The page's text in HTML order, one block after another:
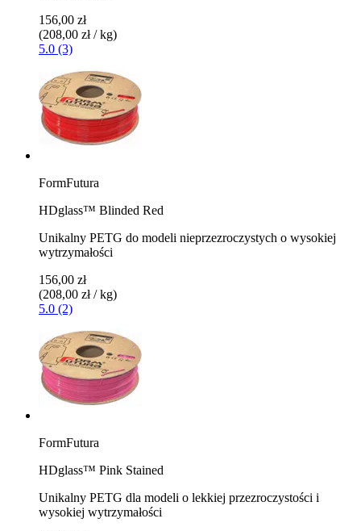
156,00 zł
(208,00 zł / kg)
5.0 (3)
FormFutura
HDglass™ Blinded Red
Unikalny PETG do modeli nieprzezroczystych o wysokiej
wytrzymałości
156,00 zł
(208,00 zł / kg)
5.0 (2)
FormFutura
HDglass™ Pink Stained
Unikalny PETG dla modeli o lekkiej przezroczystości i
wysokiej wytrzymałości